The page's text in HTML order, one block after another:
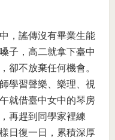
，謠傳沒有畢業生能
子，高二就拿下臺中
卻不放棄任何機會。
學習聲樂、樂理、視
就借臺中女中的琴房
再趕到同學家裡練
日復一日，累積深厚